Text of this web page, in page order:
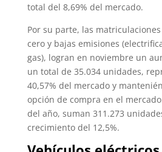
total del 8,69% del mercado.
Por su parte, las
cero y bajas emisiones
gas), logran en noviembre un
un total de 35.034 unidades,
40,57% del mercado y
opción de compra en el
del año, suman 311.273
crecimiento del 12,5%.